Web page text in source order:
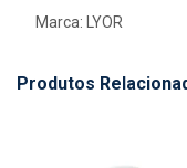
Marca: LYOR
Produtos